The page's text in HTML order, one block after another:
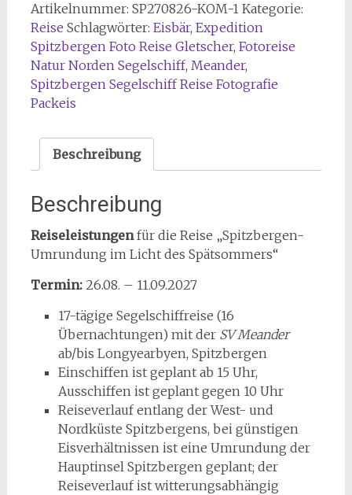
unter
Segeln
vom
26.08.
-
11.09.2027
Platz
Bett-
Kabine)
Menge
Artikelnummer: SP270826-KOM-1 Kategorie:
Reise Schlagwörter: Eisbär, Expedition
Spitzbergen Foto Reise Gletscher, Fotoreise
Natur Norden Segelschiff, Meander,
Spitzbergen Segelschiff Reise Fotografie
Packeis
Beschreibung
Beschreibung
Reiseleistungenfür die Reise „Spitzbergen-
Umrundung im Licht des Spätsommers“
Termin: 26.08. – 11.09.2027
17-tägige Segelschiffreise (16
Übernachtungen) mit der SV Meander
ab/bis Longyearbyen, Spitzbergen
Einschiffen ist geplant ab 15 Uhr,
Ausschiffen ist geplant gegen 10 Uhr
Reiseverlauf entlang der West- und
Nordküste Spitzbergens, bei günstigen
Eisverhältnissen ist eine Umrundung der
Hauptinsel Spitzbergen geplant; der
Reiseverlauf ist witterungsabhängig